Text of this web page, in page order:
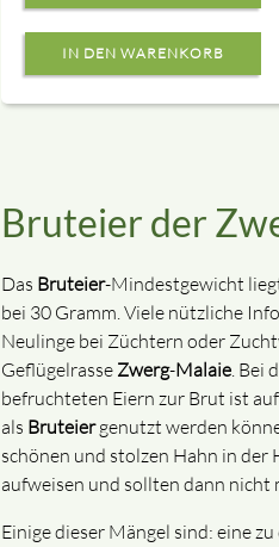
Bruteier der
Das Bruteier-Mindestgewicht
bei 30 Gramm. Viele nützliche
Neulinge bei Züchtern oder
Geflügelrasse Zwerg-Malaie. Bei
befruchteten Eiern zur Brut ist
als Bruteiergenutzt werden
schönen und stolzen Hahn in der
aufweisen und sollten dann
Einige dieser Mängel sind: eine